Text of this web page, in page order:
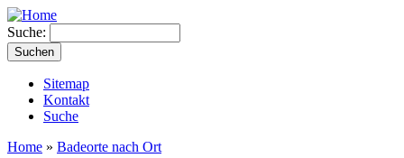
Suche:
Sitemap
Kontakt
Suche
Home » Badeorte nach Ort